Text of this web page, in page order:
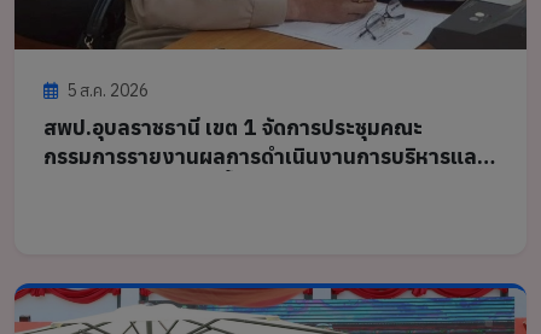
5 ส.ค. 2026
สพป.อุบลราชธานี เขต 1 จัดการประชุมคณะ
กรรมการรายงานผลการดำเนินงานการบริหารและ